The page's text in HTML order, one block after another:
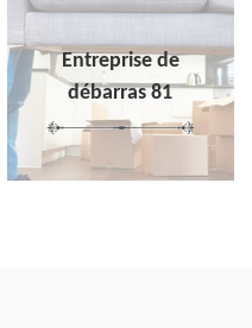
Entreprise de
débarras 81